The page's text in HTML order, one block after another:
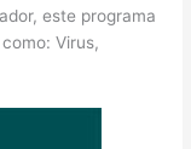
este programa
como: Virus,